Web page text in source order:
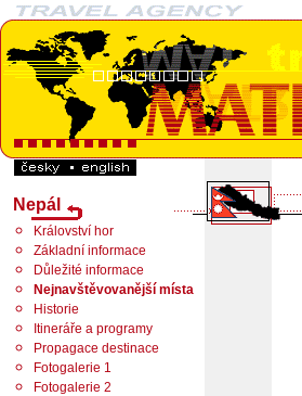
Nepál
Království hor
Základní informace
Důležité informace
Nejnavštěvovanější místa
Historie
Itineráře a programy
Propagace destinace
Fotogalerie 1
Fotogalerie 2